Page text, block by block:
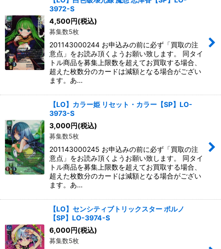
3972-S
4,500円(税込)
募集数5枚
201143000244 お申込みの前に必ず「買取の注
意点」をお読み頂くようお願い致します。 同タイ
トル商品を募集上限数を超えてお買取する場合、
超えた枚数分のカードは減額となる場合がござい
ます。あ…
【LO】カラー姫 リセット・カラー【SP】LO-
3973-S
3,000円(税込)
募集数5枚
201143000245 お申込みの前に必ず「買取の注
意点」をお読み頂くようお願い致します。 同タイ
トル商品を募集上限数を超えてお買取する場合、
超えた枚数分のカードは減額となる場合がござい
ます。あ…
【LO】センシティブトリックスター ポルノ
【SP】LO-3974-S
6,000円(税込)
募集数5枚